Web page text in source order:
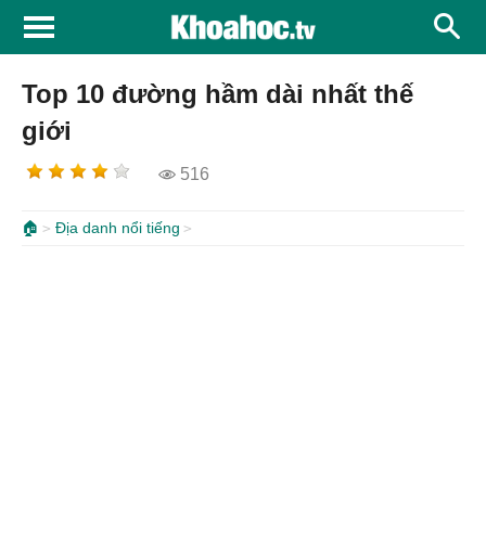
Top 10 đường hầm dài nhất thế
giới
516
🏠 Địa danh nổi tiếng